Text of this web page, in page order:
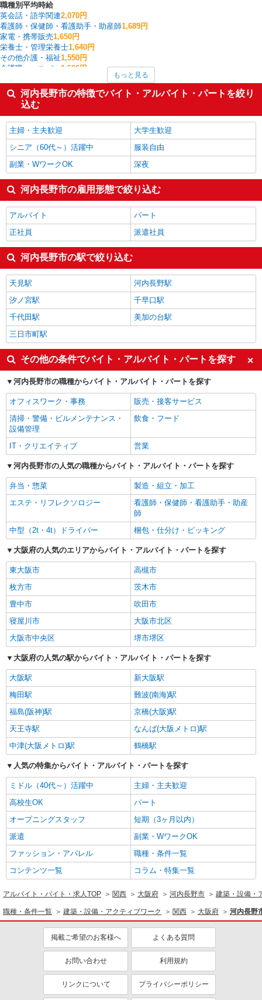
職種別平均時給
英会話・語学関連2,070円
看護師・保健師・看護助手・助産師1,689円
家電・携帯販売1,650円
栄養士・管理栄養士1,640円
その他介護・福祉1,550円
介護職・ヘルパー 1,506円
保育士・保育補助1,446円
梱包・仕分け・ピッキング1,410円
製造・組立・加工
河内長野市の他の職種の平均時給を見る
もっと見る
河内長野市の特徴でバイト・アルバイト・パートを絞り
込む
主婦・主夫歓迎
大学生歓迎
シニア（60代～）活躍中
服装自由
副業・WワークOK
深夜
河内長野市の雇用形態で絞り込む
アルバイト
パート
正社員
派遣社員
河内長野市の駅で絞り込む
天見駅
河内長野駅
汐ノ宮駅
千早口駅
千代田駅
美加の台駅
三日市町駅
その他の条件でバイト・アルバイト・パートを探す
河内長野市の職種からバイト・アルバイト・パートを探す
オフィスワーク・事務
販売・接客サービス
清掃・警備・ビルメンテナンス・
設備管理
飲食・フード
IT・クリエイティブ 営業
河内長野市の人気の職種からバイト・アルバイト・パートを探す
弁当・惣菜
製造・組立・加工
エステ・リフレクソロジー
看護師・保健師・看護助手・助産
師
中型（2t・4t）ドライバー
梱包・仕分け・ピッキング
大阪府の人気のエリアからバイト・アルバイト・パートを探す
東大阪市
高槻市
枚方市
茨木市
豊中市
吹田市
寝屋川市
大阪市北区
大阪市中央区
堺市堺区
大阪府の人気の駅からバイト・アルバイト・パートを探す
大阪駅
新大阪駅
梅田駅
難波(南海)駅
福島(阪神)駅
京橋(大阪)駅
天王寺駅
なんば(大阪メトロ)駅
中津(大阪メトロ)駅
鶴橋駅
人気の特集からバイト・アルバイト・パートを探す
ミドル（40代～）活躍中
主婦・主夫歓迎
高校生OK
パート
オープニングスタッフ
短期（3ヶ月以内）
派遣
副業・WワークOK
ファッション・アパレル
職種・条件一覧
コンテンツ一覧
コラム・特集一覧
アルバイト・バイト・求人TOP 関西 大阪府 河内長野市 建築・設備・
職種・条件一覧 建築・設備・アクティブワーク 関西 大阪府 河内長野
掲載ご希望のお客様へ よくある質問
お問い合わせ 利用規約
リンクについて プライバシーポリシー